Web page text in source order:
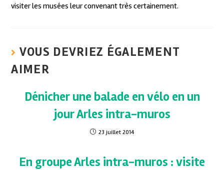
visiter les musées leur convenant très certainement.
VOUS DEVRIEZ ÉGALEMENT
AIMER
Dénicher une balade en vélo en un
jour Arles intra-muros
23 juillet 2014
En groupe Arles intra-muros : visite